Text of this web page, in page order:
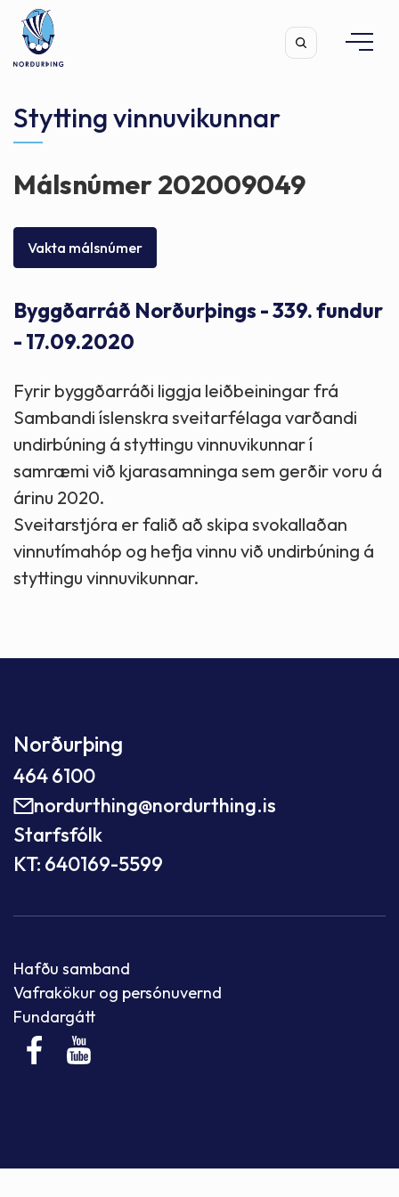
Leita
Stytting vinnuvikunnar
Málsnúmer 202009049
Vakta málsnúmer
Byggðarráð Norðurþings - 339. fundur
- 17.09.2020
Fyrir byggðarráði liggja leiðbeiningar frá
Sambandi íslenskra sveitarfélaga varðandi
undirbúning á styttingu vinnuvikunnar í
samræmi við kjarasamninga sem gerðir voru á
árinu 2020.
Sveitarstjóra er falið að skipa svokallaðan
vinnutímahóp og hefja vinnu við undirbúning á
styttingu vinnuvikunnar.
Norðurþing
464 6100
nordurthing@nordurthing.is
Starfsfólk
KT: 640169-5599
Hafðu samband
Vafrakökur og persónuvernd
Fundargátt